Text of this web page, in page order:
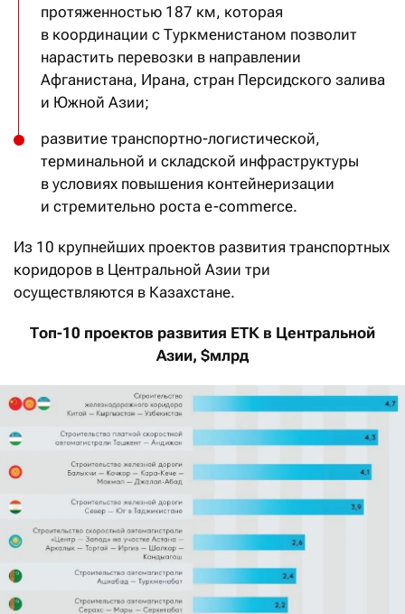
протяженностью 187 км, которая
в координации с Туркменистаном позволит
нарастить перевозки в направлении
Афганистана, Ирана, стран Персидского залива
и Южной Азии;
развитие транспортно-логистической,
терминальной и складской инфраструктуры
в условиях повышения контейнеризации
и стремительно роста e-commerce.
Из 10 крупнейших проектов развития транспортных
коридоров в Центральной Азии три
осуществляются в Казахстане.
Топ-10 проектов развития ЕТК в Центральной
Азии, $млрд